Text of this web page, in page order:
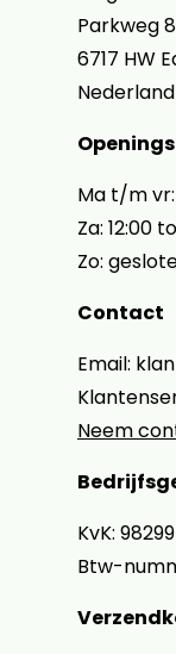
Parkweg
6717 HW
Nederland
Ma t/m vr:
Za: 12:00
Zo:
Contact
Email:
Neem
KvK:
Btw-